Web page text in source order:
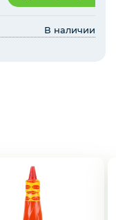
и фруктов
В наличии